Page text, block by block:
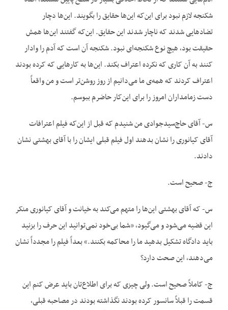
شکنجه لازم نبود برای این‌که این‌ها حقایق را بگویند. این‌ها دچار
تضادهایی شدند که ناچار شدند این حقایق. این‌که گفتند این‌ها همش
حقیقت بود، هیچ نوع شکنجه‌ای نبود. شکنجه آن است که آدم را وادار
کنند به آن کاری که نکرده اعتراف بکند. این‌ها به کارهایی که کرده بودند
اعتراف کردند که همه‌ی ما می‌دانیم از روز روشن‌تر است و من واقعاً
دست زمامداران امروز را برای این‌کار حاضرم ببوسم.
س- آقای حاج‌سیدجوادی من شنیدم که قبل از این‌که فیلم اعترافات
آقای کیانوری را نشان بدهند اول فیلم قبلی ایشان را با آقای بهشتی نشان
دادند.
ج- صحیح است.
س- که آقای بهشتی این‌ها را متهم می‌کند به خیانت و آقای کیانوری منکر
این قضیه می‌شود و می‌گیود، «شما بی‌خود نمی‌توانید این حرف را بزنید
باید دادگاه تشکیل بدهید ما را محاکمه بکنند.» بعداً فیلم را مجدداً نشان
می‌دهند، این صحت دارد؟
ج- کاملاً صحیح است. ولی چیزی که برای اطلاع‌تان باید عرض کنم این
قسمت را قبلاً سانسور کرده بودند نگذاشته بودند در مصاحبه قبلی،